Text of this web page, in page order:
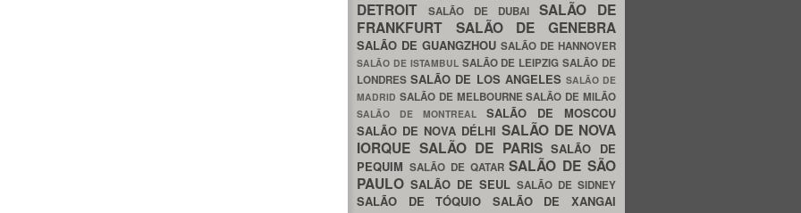
DETROIT
SALÃO DE DUBAI SALÃO DE
FRANKFURT SALÃO DE GENEBRA
SALÃO DE GUANGZHOU SALÃO DE HANNOVER
SALÃO DE ISTAMBUL SALÃO DE LEIPZIGSALÃO DE
LONDRESSALÃO DE LOS ANGELES SALÃO DE
MADRID SALÃO DE MELBOURNESALÃO DE MILÃO
SALÃO DE MONTREAL SALÃO DE MOSCOU
SALÃO DE NOVA DÉLHI SALÃO DE NOVA
IORQUE SALÃO DE PARISSALÃO DE
PEQUIM SALÃO DE QATARSALÃO DE SÃO
PAULO SALÃO DE SEUL SALÃO DE SIDNEY
SALÃO DE TÓQUIO SALÃO DE XANGAI